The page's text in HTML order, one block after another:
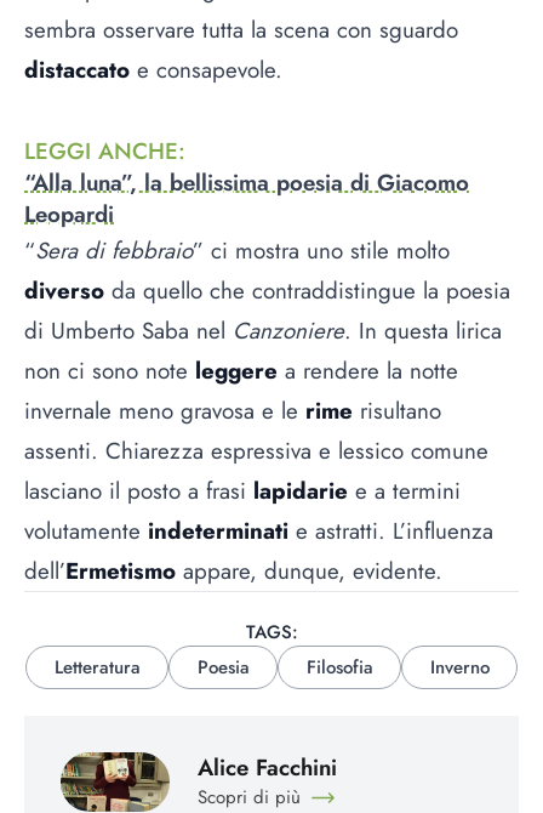
sembra osservare tutta la scena con sguardo
distaccato e consapevole.
LEGGI ANCHE:
“Alla luna”, la bellissima poesia di Giacomo
Leopardi
“Sera di febbraio” ci mostra uno stile molto
diverso da quello che contraddistingue la poesia
di Umberto Saba nel Canzoniere. In questa lirica
non ci sono note leggere a rendere la notte
invernale meno gravosa e le rime risultano
assenti. Chiarezza espressiva e lessico comune
lasciano il posto a frasi lapidarie e a termini
volutamente indeterminati e astratti. L’influenza
dell’Ermetismo appare, dunque, evidente.
TAGS:
Letteratura
Poesia Filosofia Inverno
Alice Facchini
Scopri di più